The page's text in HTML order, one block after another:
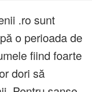
.ro sunt
o perioada de
fiind foarte
dori să